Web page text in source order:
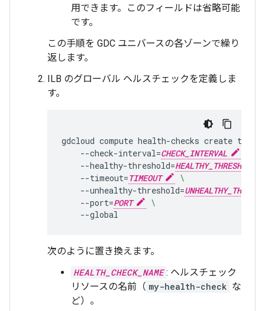
用できます。このフィールドは省略可能
です。
この手順を GDC ユニバースの各ゾーンで繰り
返します。
ILB のグローバル ヘルスチェックを定義しま
す。
gdcloud compute health-checks create tcp
--check-interval=CHECK_INTERVAL
--healthy-threshold=HEALTHY_THRESHOLD
--timeout=TIMEOUT
\
--unhealthy-threshold=
--port=PORT
\
次のように置き換えます。
HEALTH_CHECK_NAME : ヘルスチェック
リソースの名前（ my-health-check な
ど）。